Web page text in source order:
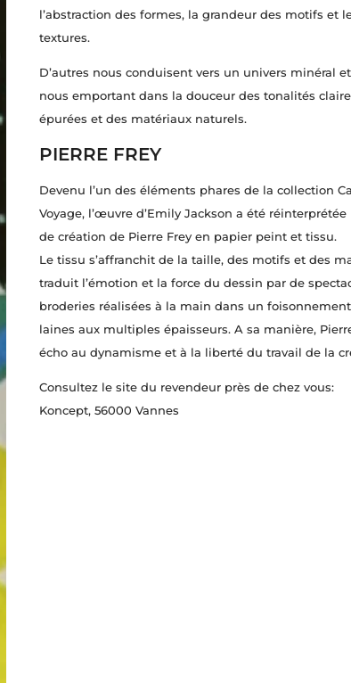
l’abstraction des formes, la grandeur des motifs et
textures.
D’autres nous conduisent vers un univers minéral
nous emportant dans la douceur des tonalités
épurées et des matériaux naturels.
PIERRE FREY
Devenu l’un des éléments phares de la collection
Voyage, l’œuvre d’Emily Jackson a été
de création de Pierre Frey en papier peint et tissu.
Le tissu s’affranchit de la taille, des motifs et des
traduit l’émotion et la force du dessin par de
broderies réalisées à la main dans un
laines aux multiples épaisseurs. A sa manière,
écho au dynamisme et à la liberté du travail de la
Consultez le site du revendeur près de chez vous:
Koncept, 56000 Vannes